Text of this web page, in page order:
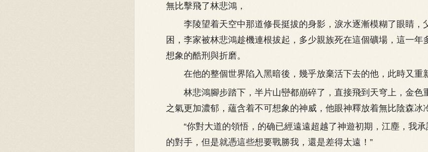
無比擊飛了林悲鴻，
李陵望着天空中那道修長挺拔的身影，淚水逐漸模糊了眼睛，
困，李家被林悲鴻趁機連根拔起，多少親族死在這個礦場，這一年
想象的酷刑與折磨。
在他的整個世界陷入黑暗後，幾乎放棄活下去的他，此時又重
林悲鴻腳步踏下，半片山巒都崩碎了，直接飛到天穹上，金色
之氣更加濃郁，蘊含着不可想象的神威，他眼神釋放着無比陰森冰
“你對大道的領悟，的确已經遠遠超越了神遊初期，江塵，我承
的對手，但是就憑這些想要戰勝我，還是差得太遠！”